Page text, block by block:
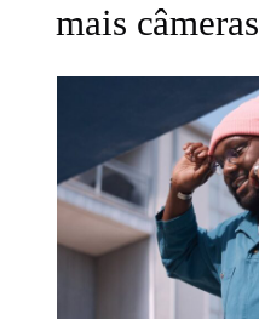
mais câmeras